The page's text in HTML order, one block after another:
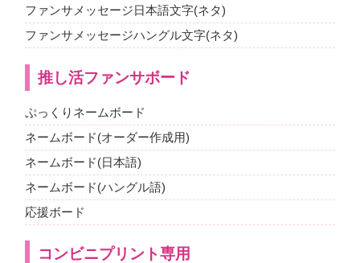
ファンサメッセージ日本語文字(ネタ)
ファンサメッセージハングル文字(ネタ)
推し活ファンサボード
ぷっくりネームボード
ネームボード(オーダー作成用)
ネームボード(日本語)
ネームボード(ハングル語)
応援ボード
コンビニプリント専用